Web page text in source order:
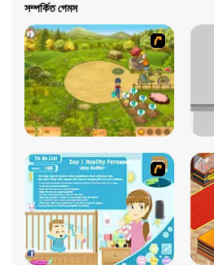
সম্পর্কিত গেমস